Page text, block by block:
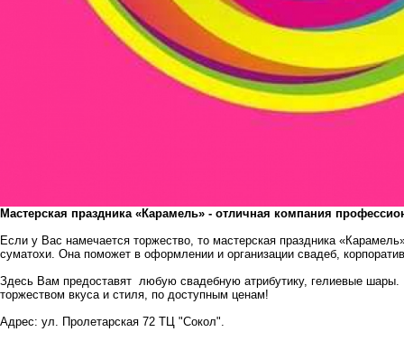
Мастерская праздника «Карамель» - отличная компания
Если у Вас намечается торжество, то мастерская праздника
суматохи. Она поможет в оформлении и организации свадеб,
Здесь Вам предоставят любую свадебную атрибутику, гелиевые
торжеством вкуса и стиля, по доступным ценам!
Адрес: ул. Пролетарская 72 ТЦ "Сокол".